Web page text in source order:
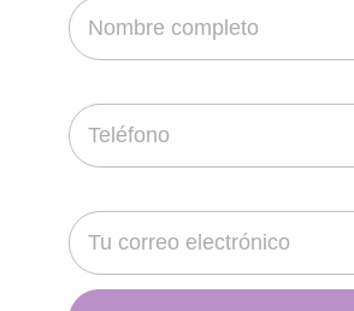
• Paletas Payaso
• Paletas Tutsi Pop
• Paletones
• Palomitas
• Papas Fritas C/Sal
• Pastillas Duo Menta
• Pecositas